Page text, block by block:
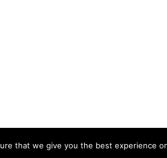
that we give you the best experience